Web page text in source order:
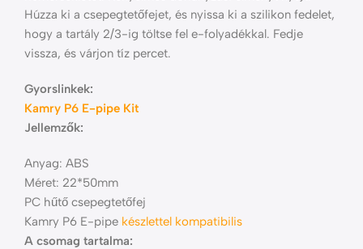
Húzza ki a csepegtetőfejet, és nyissa ki a szilikon fedelet,
hogy a tartály 2/3-ig töltse fel e-folyadékkal. Fedje
vissza, és várjon tíz percet.
Gyorslinkek:
Kamry P6 E-pipe Kit
Jellemzők:
Anyag: ABS
Méret: 22*50mm
PC hűtő csepegtetőfej
Kamry P6 E-pipe készlettel kompatibilis
A csomag tartalma: